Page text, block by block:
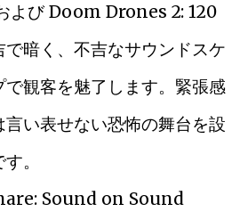
よび Doom Drones 2: 120
暗く、不吉なサウンドスケ
で観客を魅了します。緊張感
言い表せない恐怖の舞台を設
。
Sound on Sound